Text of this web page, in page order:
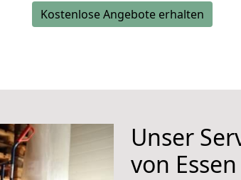
Kostenlose Angebote erhalten
Unser
von